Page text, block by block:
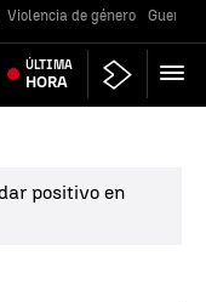
Violencia de género Guerra
ÚLTIMA
HORA
positivo en